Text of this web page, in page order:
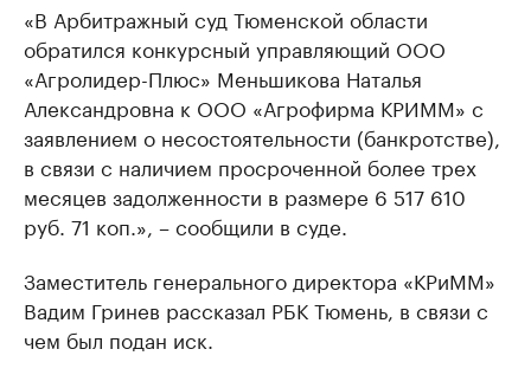
«В Арбитражный суд Тюменской области
обратился конкурсный управляющий ООО
«Агролидер-Плюс» Меньшикова Наталья
Александровна к ООО «Агрофирма КРИММ» с
заявлением о несостоятельности (банкротстве),
в связи с наличием просроченной более трех
месяцев задолженности в размере 6 517 610
руб. 71 коп.», – сообщили в суде.
Заместитель генерального директора «КРиММ»
Вадим Гринев рассказал РБК Тюмень, в связи с
чем был подан иск.